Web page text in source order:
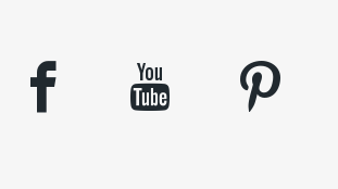
facebook youtube pinterest